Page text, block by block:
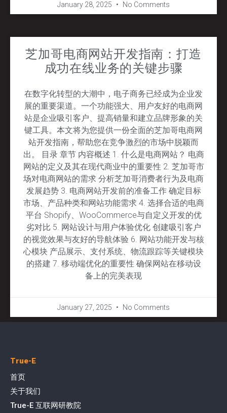
January 28, 2025 No Comments
芝加哥电商网站开发指南：打造
成功在线业务的关键步骤
在数字化转型的大潮中，电子商务已经成为企业发
展的重要渠道。一个功能强大、用户友好的电商网
站是企业吸引客户、提高销量和建立品牌形象的关
键工具。本文将为您提供一份全面的芝加哥电商网
站开发指南，帮助您在竞争激烈的市场中脱颖而
出。 目录 章节 内容概述 1. 什么是电商网站？ 电商
网站的定义及其在现代商业中的重要性 2. 芝加哥市
场对电商网站的需求 分析芝加哥消费者行为及电商
发展趋势 3. 电商网站开发前的准备工作 确定目标
市场、产品种类和网站功能需求 4. 选择合适的电商
平台 Shopify、WooCommerce与自定义开发的优
劣对比 5. 网站设计与用户体验优化 创建吸引客户
的视觉效果与友好的导航体验 6. 网站功能开发与核
心模块 产品展示、支付系统、物流跟踪等关键模块
的搭建 7. 移动端优化的重要性 确保网站在移动设
备上的完美表现
January 27, 2025 No Comments
True-E
首页
关于我们
True-E 互联网研教院